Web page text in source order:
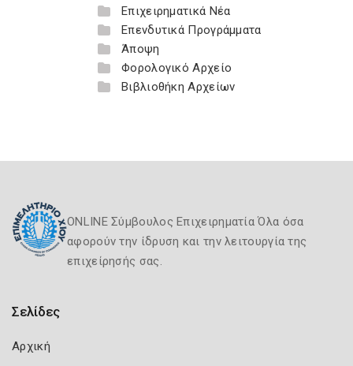
Επιχειρηματικά Νέα
Επενδυτικά Προγράμματα
Άποψη
Φορολογικό Αρχείο
Βιβλιοθήκη Αρχείων
ONLINE Σύμβουλος Επιχειρηματία Όλα όσα
αφορούν την ίδρυση και την λειτουργία της
επιχείρησής σας.
Σελίδες
Αρχική